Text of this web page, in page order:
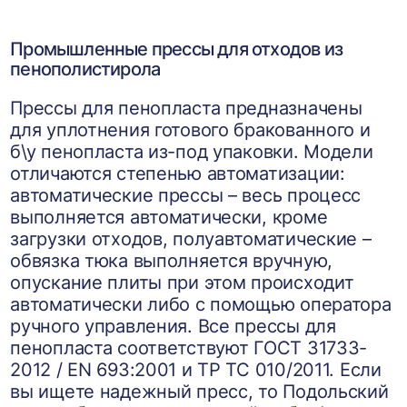
Промышленные прессы для отходов из
пенополистирола
Прессы для пенопласта предназначены
для уплотнения готового бракованного и
б\у пенопласта из-под упаковки. Модели
отличаются степенью автоматизации:
автоматические прессы – весь процесс
выполняется автоматически, кроме
загрузки отходов, полуавтоматические –
обвязка тюка выполняется вручную,
опускание плиты при этом происходит
автоматически либо с помощью оператора
ручного управления. Все прессы для
пенопласта соответствуют ГОСТ 31733-
2012 / EN 693:2001 и ТР ТС 010/2011. Если
вы ищете надежный пресс, то Подольский